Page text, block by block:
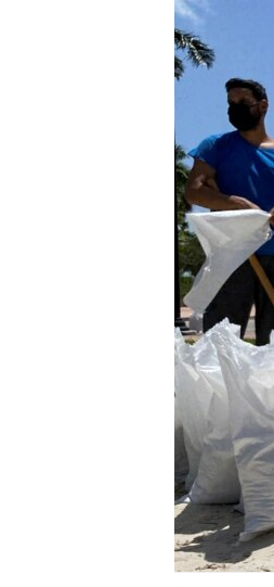
GENOCID U SREBRENICI
POPLAVE I KLIZIŠTA U BIH 2024.
TRI DECENIJE OD RATA U BIH
NASTANAK I RASPAD JUGOSLAVIJE